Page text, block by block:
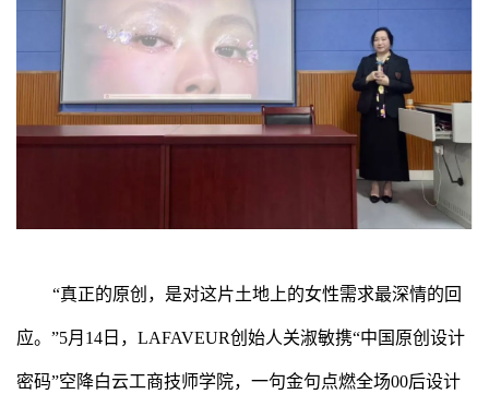
“真正的原创，是对这片土地上的女性需求最深情的回
应。”5月14日，LAFAVEUR创始人关淑敏携“中国原创设计
密码”空降白云工商技师学院，一句金句点燃全场00后设计